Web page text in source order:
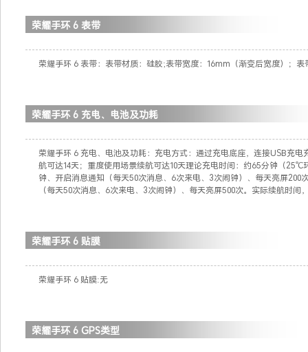
荣耀手环 6 表带
荣耀手环 6 表带：表带材质：硅胶;表带宽度：16mm（渐变后宽度）；
荣耀手环 6 充电、电池及功耗
荣耀手环 6 充电、电池及功耗：充电方式：通过充电底座，连接USB充
航可达14天；重度使用场景续航可达10天理论充电时间：约65分钟（
钟、开启消息通知（每天50次消息、6次来电、3次闹钟）、每天亮屏
（每天50次消息、6次来电、3次闹钟）、每天亮屏500次。实际续航时间
荣耀手环 6 贴膜
荣耀手环 6 贴膜:无
荣耀手环 6 GPS类型